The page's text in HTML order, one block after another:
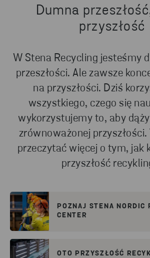
Dumna
przyszłość
W Stena Recycling jesteśmy
przeszłości. Ale zawsze
na przyszłości. Dziś
wszystkiego, czego się
wykorzystujemy to, aby
zrównoważonej
przeczytać więcej o tym, jak
przyszłość
POZNAJ STENA NORDIC
CENTER
OTO PRZYSZŁOŚĆ